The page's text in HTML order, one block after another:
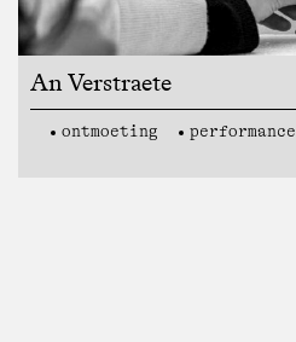
An Verstraete
ontmoeting performance